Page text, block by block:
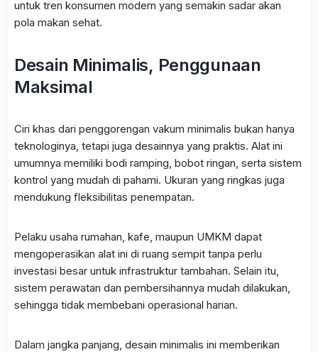
untuk tren konsumen modern yang semakin sadar akan
pola makan sehat.
Desain Minimalis, Penggunaan
Maksimal
Ciri khas dari penggorengan vakum minimalis bukan hanya
teknologinya, tetapi juga desainnya yang praktis. Alat ini
umumnya memiliki bodi ramping, bobot ringan, serta sistem
kontrol yang mudah di pahami. Ukuran yang ringkas juga
mendukung fleksibilitas penempatan.
Pelaku usaha rumahan, kafe, maupun UMKM dapat
mengoperasikan alat ini di ruang sempit tanpa perlu
investasi besar untuk infrastruktur tambahan. Selain itu,
sistem perawatan dan pembersihannya mudah dilakukan,
sehingga tidak membebani operasional harian.
Dalam jangka panjang, desain minimalis ini memberikan